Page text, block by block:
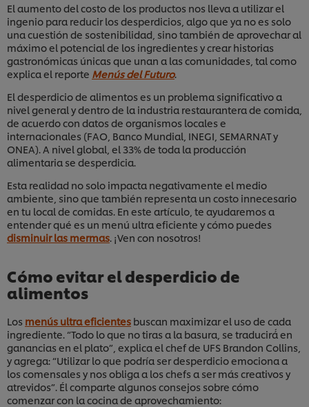
El aumento del costo de los productos nos lleva a utilizar el
ingenio para reducir los desperdicios, algo que ya no es solo
una cuestión de sostenibilidad, sino también de aprovechar al
máximo el potencial de los ingredientes y crear historias
gastronómicas únicas que unan a las comunidades, tal como
explica el reporte Menús del Futuro.
El desperdicio de alimentos es un problema significativo a
nivel general y dentro de la industria restaurantera de comida,
de acuerdo con datos de organismos locales e
internacionales (FAO, Banco Mundial, INEGI, SEMARNAT y
ONEA). A nivel global, el 33% de toda la producción
alimentaria se desperdicia.
Esta realidad no solo impacta negativamente el medio
ambiente, sino que también representa un costo innecesario
en tu local de comidas. En este artículo, te ayudaremos a
entender qué es un menú ultra eficiente y cómo puedes
disminuir las mermas . ¡Ven con nosotros!
Cómo evitar el desperdicio de
alimentos
Los menús ultra eficientes buscan maximizar el uso de cada
ingrediente. “Todo lo que no tiras a la basura, se traducirá́ en
ganancias en el plato”, explica el chef de UFS Brandon Collins,
y agrega: “Utilizar lo que podría ser desperdicio emociona a
los comensales y nos obliga a los chefs a ser más creativos y
atrevidos”. Él comparte algunos consejos sobre cómo
comenzar con la cocina de aprovechamiento: